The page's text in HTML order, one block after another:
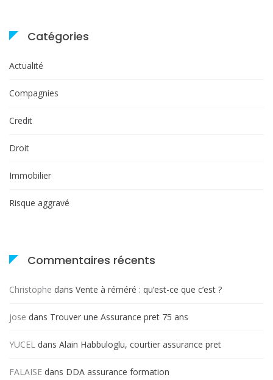
Catégories
Actualité
Compagnies
Credit
Droit
Immobilier
Risque aggravé
Commentaires récents
Christophe dans Vente à réméré : qu’est-ce que c’est ?
jose dans Trouver une Assurance pret 75 ans
YUCEL dans Alain Habbuloglu, courtier assurance pret
FALAISE dans DDA assurance formation